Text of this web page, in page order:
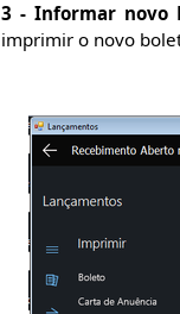
3 - Informar novo
imprimir o novo